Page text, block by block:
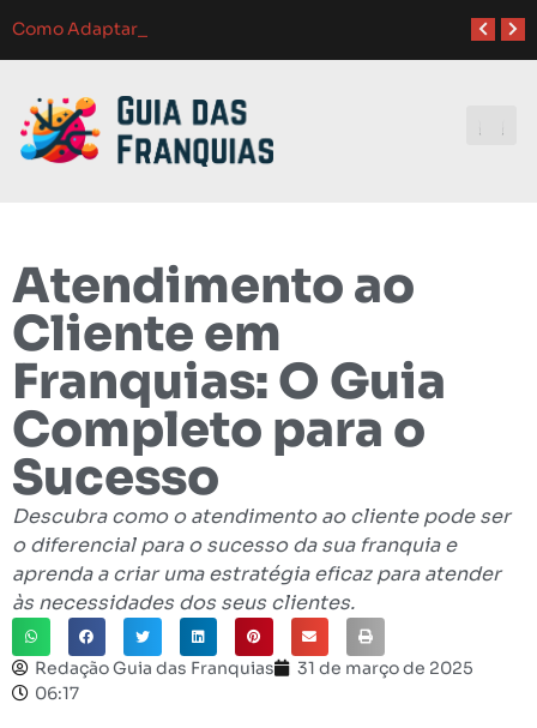
Atendimento ao
Cliente em
Franquias: O Guia
Completo para o
Sucesso
Descubra como o atendimento ao cliente pode ser
o diferencial para o sucesso da sua franquia e
aprenda a criar uma estratégia eficaz para atender
às necessidades dos seus clientes.
Redação Guia das Franquias
31 de março de 2025
06:17